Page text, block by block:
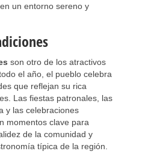
un entorno sereno y
son otro de los atractivos
el año, el pueblo celebra
que reflejan su rica
Las fiestas patronales, las
y las celebraciones
momentos clave para
de la comunidad y
típica de la región.